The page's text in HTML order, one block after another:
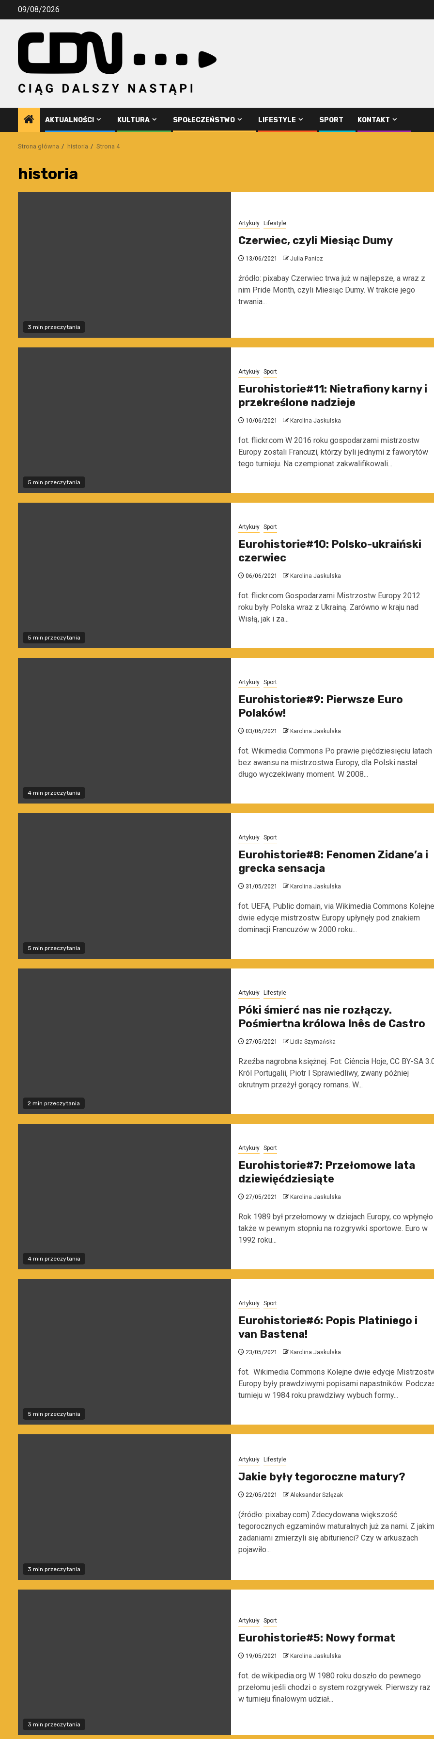
Przejdź09/08/2026
AKTUALNOŚCI KULTURA SPOŁECZEŃSTWO LIFESTYLE SPORT KONTAKT
Strona główna historia Strona 4
historia
3 min przeczytania
Artykuły Lifestyle
Czerwiec, czyli Miesiąc Dumy
13/06/2021 Julia Panicz
źródło: pixabay Czerwiec trwa już w najlepsze, a wraz z
nim Pride Month, czyli Miesiąc Dumy. W trakcie jego
trwania...
5 min przeczytania
Artykuły Sport
Eurohistorie#11: Nietrafiony karny i
przekreślone nadzieje
10/06/2021 Karolina Jaskulska
fot. flickr.com W 2016 roku gospodarzami mistrzostw
Europy zostali Francuzi, którzy byli jednymi z faworytów
tego turnieju. Na czempionat zakwalifikowali...
5 min przeczytania
Artykuły Sport
Eurohistorie#10: Polsko-ukraiński
czerwiec
06/06/2021 Karolina Jaskulska
fot. flickr.com Gospodarzami Mistrzostw Europy 2012
roku były Polska wraz z Ukrainą. Zarówno w kraju nad
Wisłą, jak i za...
4 min przeczytania
Artykuły Sport
Eurohistorie#9: Pierwsze Euro
Polaków!
03/06/2021 Karolina Jaskulska
fot. Wikimedia Commons Po prawie pięćdziesięciu latach
bez awansu na mistrzostwa Europy, dla Polski nastał
długo wyczekiwany moment. W 2008...
5 min przeczytania
Artykuły Sport
Eurohistorie#8: Fenomen Zidane’a i
grecka sensacja
31/05/2021 Karolina Jaskulska
fot. UEFA, Public domain, via Wikimedia Commons Kolejne
dwie edycje mistrzostw Europy upłynęły pod znakiem
dominacji Francuzów w 2000 roku...
2 min przeczytania
Artykuły Lifestyle
Póki śmierć nas nie rozłączy.
Pośmiertna królowa Inês de Castro
27/05/2021 Lidia Szymańska
Rzeźba nagrobna księżnej. Fot: Ciência Hoje, CC BY-SA
Król Portugalii, Piotr I Sprawiedliwy, zwany później
okrutnym przeżył gorący romans. W...
4 min przeczytania
Artykuły Sport
Eurohistorie#7: Przełomowe lata
dziewięćdziesiąte
27/05/2021 Karolina Jaskulska
Rok 1989 był przełomowy w dziejach Europy, co wpłynęło
także w pewnym stopniu na rozgrywki sportowe. Euro w
1992 roku...
5 min przeczytania
Artykuły Sport
Eurohistorie#6: Popis Platiniego i
van Bastena!
23/05/2021 Karolina Jaskulska
fot. Wikimedia Commons Kolejne dwie edycje
Europy były prawdziwymi popisami napastników.
turnieju w 1984 roku prawdziwy wybuch formy...
3 min przeczytania
Artykuły Lifestyle
Jakie były tegoroczne matury?
22/05/2021 Aleksander Szlęzak
(źródło: pixabay.com) Zdecydowana większość
tegorocznych egzaminów maturalnych już za nami. Z
zadaniami zmierzyli się abiturienci? Czy w arkuszach
pojawiło...
3 min przeczytania
Artykuły Sport
Eurohistorie#5: Nowy format
19/05/2021 Karolina Jaskulska
fot. de.wikipedia.org W 1980 roku doszło do pewnego
przełomu jeśli chodzi o system rozgrywek. Pierwszy raz
w turnieju finałowym udział...